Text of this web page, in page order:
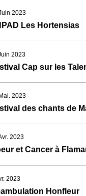
2023
Les Hortensias
2023
2023
2023
et Cancer à
2023
Honfleur